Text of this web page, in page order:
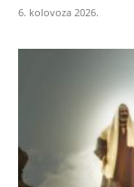
6. kolovoza 2026.